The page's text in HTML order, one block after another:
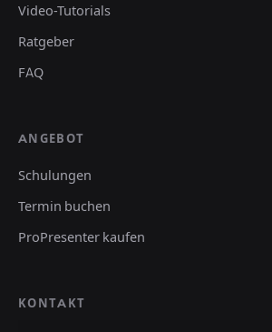
Video-Tutorials
Ratgeber
FAQ
ANGEBOT
Schulungen
Termin buchen
ProPresenter kaufen
KONTAKT